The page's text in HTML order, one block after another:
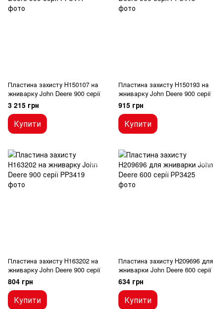
Пластина захисту H150107 на
жниварку John Deere 900 серії
3 215 грн
Купити
Пластина захисту H150193 на
жниварку John Deere 900 серії
915 грн
Купити
Пластина захисту H163202 на
жниварку John Deere 900 серії
804 грн
Купити
Пластина захисту H209696 для
жниварки John Deere 600 серії
634 грн
Купити